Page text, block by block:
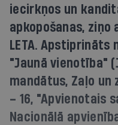
iecirkņos un
apkopošanas, ziņo
LETA. Apstiprināts
"Jaunā vienotība"
mandātus, Zaļo un
– 16, "Apvienotais
Nacionālā